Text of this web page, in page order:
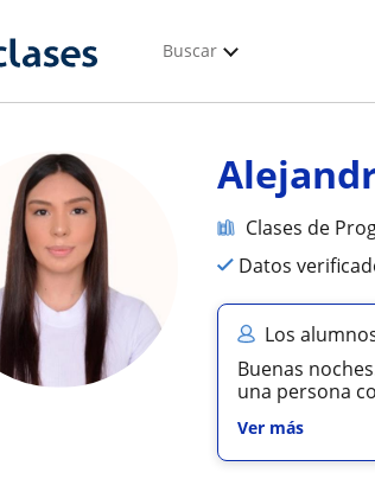
Buscar
Clases de
Datos
Los
Buenas
una persona
Ver más